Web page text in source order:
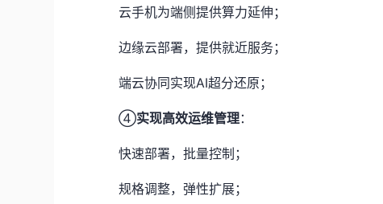
云手机为端侧提供算力延伸；
边缘云部署，提供就近服务；
端云协同实现AI超分还原；
④实现高效运维管理：
快速部署，批量控制；
规格调整，弹性扩展；